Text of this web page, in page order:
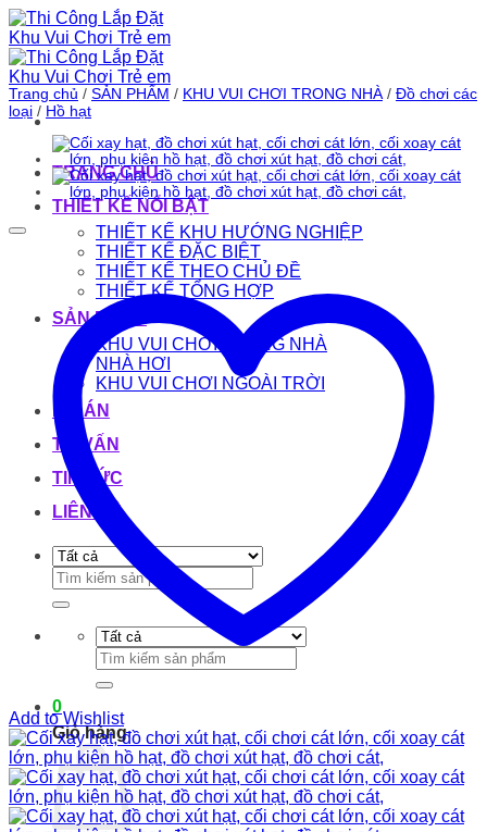
Bỏ
qua
nội
dung
TRANG CHỦ
THIẾT KẾ NỔI BẬT
THIẾT KẾ KHU HƯỚNG NGHIỆP
THIẾT KẾ ĐẶC BIỆT
THIẾT KẾ THEO CHỦ ĐỀ
THIẾT KẾ TỔNG HỢP
SẢN PHẨM
KHU VUI CHƠI TRONG NHÀ
NHÀ HƠI
KHU VUI CHƠI NGOÀI TRỜI
DỰ ÁN
TƯ VẤN
TIN TỨC
LIÊN HỆ
Tìm
kiếm:
Tìm
kiếm:
0
Giỏ hàng
Trang chủ / SẢN PHẨM / KHU VUI CHƠI TRONG NHÀ / Đồ chơi các
loại / Hồ hạt
Add to Wishlist